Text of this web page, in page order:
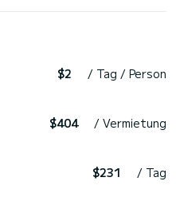
$2 / Tag / Person
$404 / Vermietung
$231 / Tag